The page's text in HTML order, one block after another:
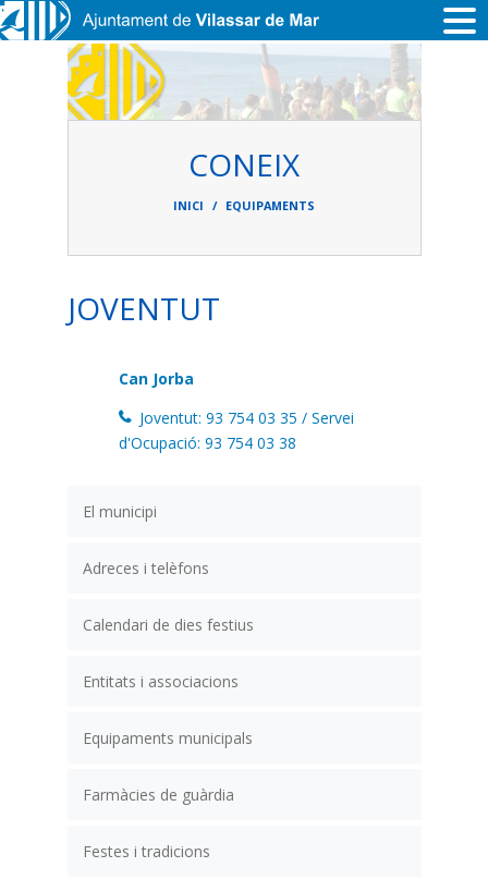
Vés al contingut
CONEIX
d'ariadna
INICI EQUIPAMENTS
El municipi
Adreces i telèfons
Calendari de dies festius
Entitats i associacions
Equipaments municipals
Farmàcies de guàrdia
Festes i tradicions
JOVENTUT
Can Jorba
Joventut: 93 754 03 35 / Servei
d'Ocupació: 93 754 03 38